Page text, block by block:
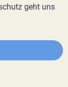
geht uns